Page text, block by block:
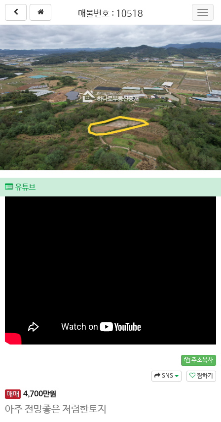
매물번호 : 10518
유튜브
주소복사
찜하기
SNS
매매 4,700만원
아주 전망좋은 저렴한토지